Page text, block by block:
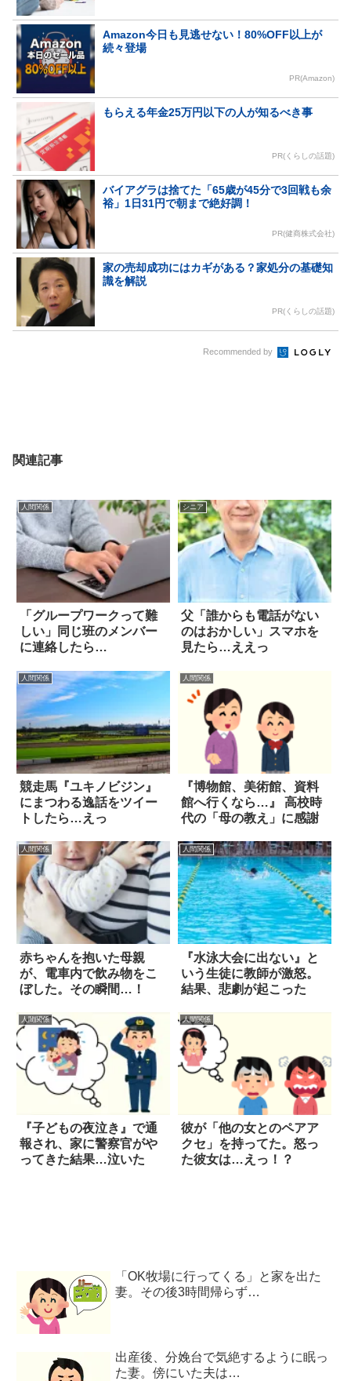
Amazon今日も見逃せない！80%OFF以上が
続々登場
PR(Amazon)
もらえる年金25万円以下の人が知るべき事
PR(くらしの話題)
バイアグラは捨てた「65歳が45分で3回戦も余
裕」1日31円で朝まで絶好調！
PR(健商株式会社)
家の売却成功にはカギがある？家処分の基礎知
識を解説
PR(くらしの話題)
Recommended by
関連記事
人間関係
「グループワークって難
しい」同じ班のメンバー
に連絡したら…
シニア
父「誰からも電話がない
のはおかしい」スマホを
見たら…ええっ
人間関係
競走馬『ユキノビジン』
にまつわる逸話をツイー
トしたら…えっ
人間関係
『博物館、美術館、資料
館へ行くなら…』 高校時
代の「母の教え」に感謝
人間関係
赤ちゃんを抱いた母親
が、電車内で飲み物をこ
ぼした。その瞬間…！
人間関係
『水泳大会に出ない』と
いう生徒に教師が激怒。
結果、悲劇が起こった
人間関係
『子どもの夜泣き』で通
報され、家に警察官がや
ってきた結果…泣いた
人間関係
彼が「他の女とのペアア
クセ」を持ってた。怒っ
た彼女は…えっ！？
「OK牧場に行ってくる」と家を出た
妻。その後3時間帰らず…
出産後、分娩台で気絶するように眠っ
た妻。傍にいた夫は…